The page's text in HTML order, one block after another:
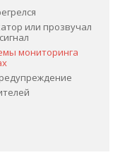
или прозвучал
мониторинга